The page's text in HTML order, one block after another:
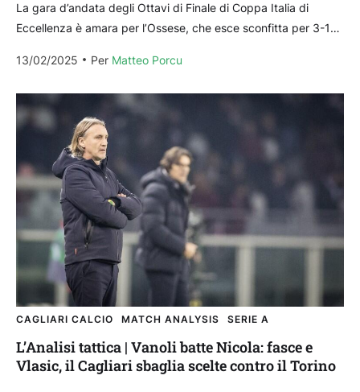
La gara d’andata degli Ottavi di Finale di Coppa Italia di
Eccellenza è amara per l’Ossese, che esce sconfitta per 3-1
13/02/2025
Per Matteo Porcu
CAGLIARI CALCIO MATCH ANALYSIS SERIE A
L’Analisi tattica | Vanoli batte Nicola: fasce e
Vlasic, il Cagliari sbaglia scelte contro il Torino